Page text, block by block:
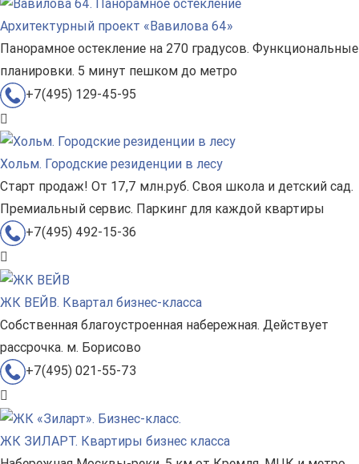
Архитектурный проект «Вавилова 64»
Панорамное остекление на 270 градусов. Функциональные
планировки. 5 минут пешком до метро
+7(495) 129-45-95
Хольм. Городские резиденции в лесу
Старт продаж! От 17,7 млн.руб. Своя школа и детский сад.
Премиальный сервис. Паркинг для каждой квартиры
+7(495) 492-15-36
ЖК ВЕЙВ. Квартал бизнес-класса
Собственная благоустроенная набережная. Действует
рассрочка. м. Борисово
+7(495) 021-55-73
ЖК ЗИЛАРТ. Квартиры бизнес класса